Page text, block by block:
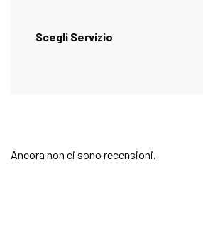
Scegli Servizio
Ancora non ci sono recensioni.